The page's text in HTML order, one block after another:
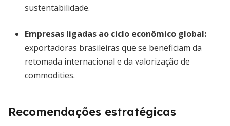
sustentabilidade.
Empresas ligadas ao ciclo econômico global:
exportadoras brasileiras que se beneficiam da
retomada internacional e da valorização de
commodities.
Recomendações estratégicas